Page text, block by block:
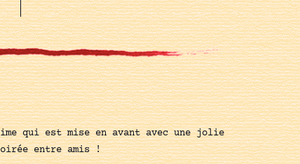
qui est mise en avant avec une jolie
entre amis !